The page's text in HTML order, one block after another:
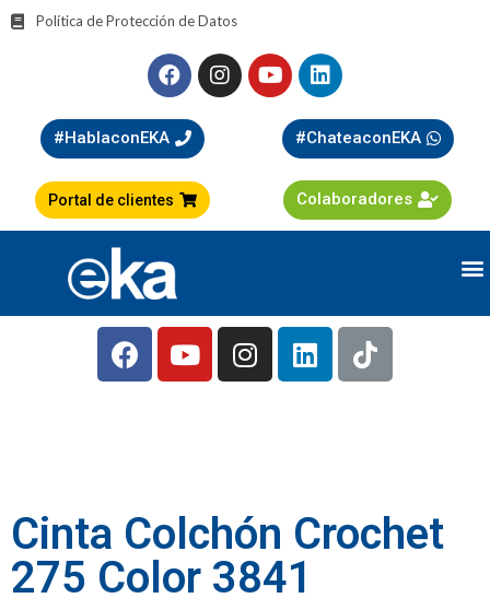
Política de Protección de Datos
#HablaconEKA #ChateaconEKA
Portal de clientes Colaboradores
Cinta Colchón Crochet
275 Color 3841